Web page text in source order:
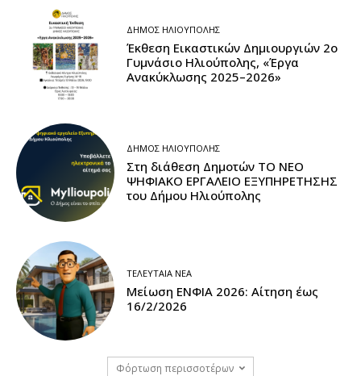
ΔΉΜΟΣ ΗΛΙΟΎΠΟΛΗΣ
Έκθεση Εικαστικών Δημιουργιών 2ο
Γυμνάσιο Ηλιούπολης, «Έργα
Ανακύκλωσης 2025–2026»
ΔΉΜΟΣ ΗΛΙΟΎΠΟΛΗΣ
Στη διάθεση Δημοτών ΤΟ ΝΕΟ
ΨΗΦΙΑΚΟ ΕΡΓΑΛΕΙΟ ΕΞΥΠΗΡΕΤΗΣΗΣ
του Δήμου Ηλιούπολης
ΤΕΛΕΥΤΑΊΑ ΝΈΑ
Μείωση ΕΝΦΙΑ 2026: Αίτηση έως
16/2/2026
Φόρτωση περισσοτέρων